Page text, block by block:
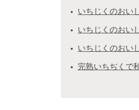
いちじくのおい
いちじくのおい
いちじくのおい
完熟いちぢくで